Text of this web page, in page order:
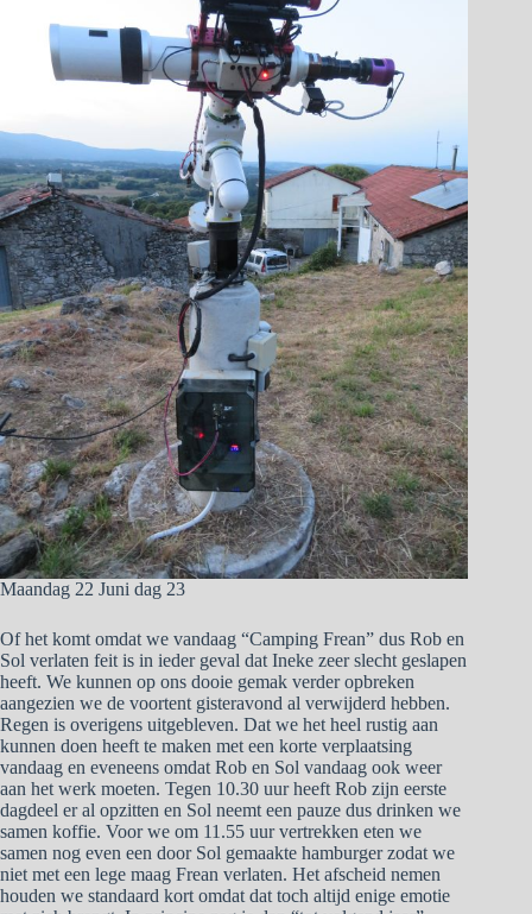
Maandag 22 Juni dag 23
Of het komt omdat we vandaag “Camping Frean” dus Rob en
Sol verlaten feit is in ieder geval dat Ineke zeer slecht geslapen
heeft. We kunnen op ons dooie gemak verder opbreken
aangezien we de voortent gisteravond al verwijderd hebben.
Regen is overigens uitgebleven. Dat we het heel rustig aan
kunnen doen heeft te maken met een korte verplaatsing
vandaag en eveneens omdat Rob en Sol vandaag ook weer
aan het werk moeten. Tegen 10.30 uur heeft Rob zijn eerste
dagdeel er al opzitten en Sol neemt een pauze dus drinken we
samen koffie. Voor we om 11.55 uur vertrekken eten we
samen nog even een door Sol gemaakte hamburger zodat we
niet met een lege maag Frean verlaten. Het afscheid nemen
houden we standaard kort omdat dat toch altijd enige emotie